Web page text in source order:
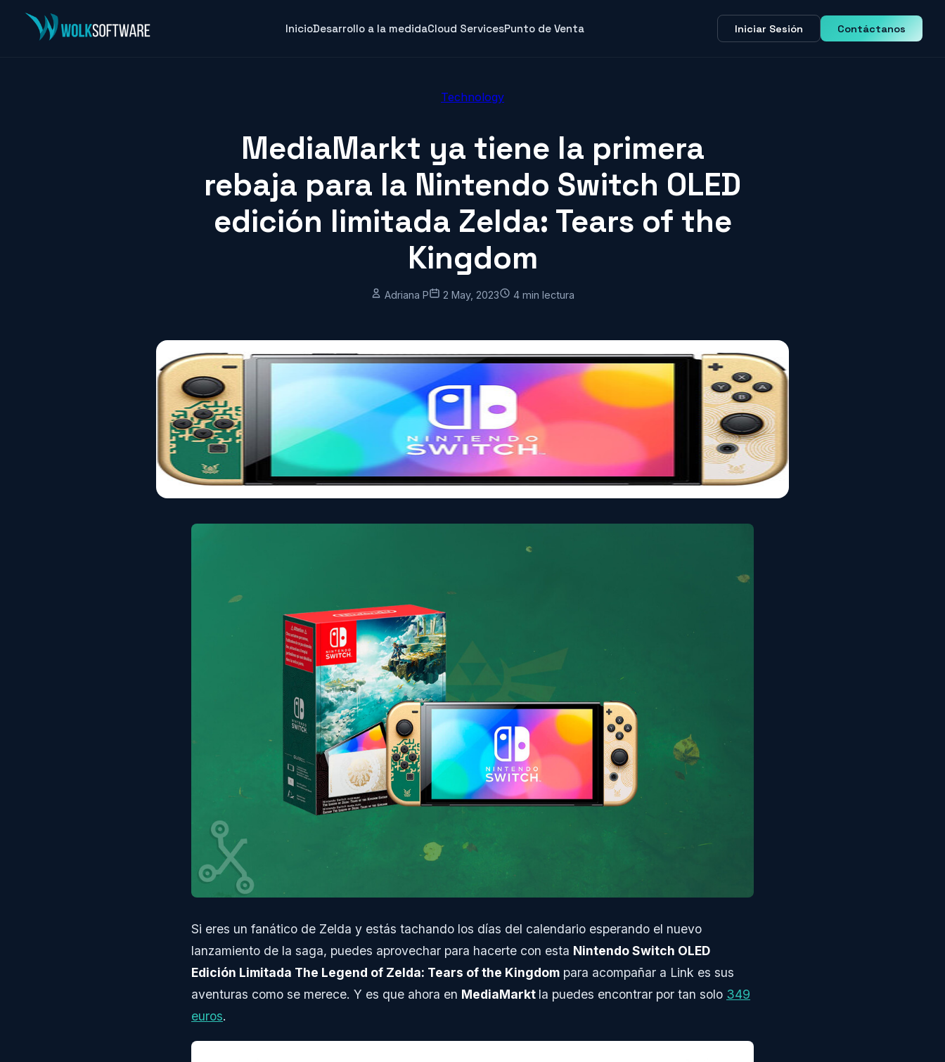
InicioDesarrollo a la medidaCloud ServicesPunto de Venta Iniciar Sesión Contáctanos
Technology
MediaMarkt ya tiene la primera
rebaja para la Nintendo Switch OLED
edición limitada Zelda: Tears of the
Kingdom
Adriana P 2 May, 2023 4 min lectura
Si eres un fanático de Zelda y estás tachando los días del calendario esperando el nuevo
lanzamiento de la saga, puedes aprovechar para hacerte con esta Nintendo Switch OLED
Edición Limitada The Legend of Zelda: Tears of the Kingdom para acompañar a Link es sus
aventuras como se merece. Y es que ahora en MediaMarkt la puedes encontrar por tan solo 349
euros.